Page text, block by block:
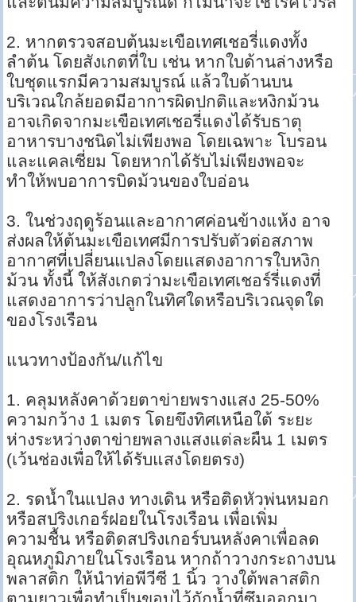
2. หากตรวจสอบต้นมะเขือเทศเชอรี่แดงทั้ง
ลำต้น โดยสังเกตที่ใบ เช่น หากใบด้านล่างหรือ
ใบชุดแรกมีความสมบูรณ์ แล้วใบด้านบน
บริเวณใกล้ยอดมีอาการผิดปกติและหงิกม้วน
อาจเกิดจากมะเขือเทศเชอรี่แดงได้รับธาตุ
อาหารบางชนิดไม่เพียงพอ โดยเฉพาะ โบรอน
และแคลเซี่ยม โดยหากได้รับไม่เพียงพอจะ
ทำให้พบอาการบิดม้วนของใบอ่อน
3. ในช่วงฤดูร้อนและอากาศค่อนข้างแห้ง อาจ
ส่งผลให้ต้นมะเขือเทศมีการปรับตัวต่อสภาพ
อากาศที่เปลี่ยนแปลงโดยแสดงอาการใบหงิก
ม้วน ทั้งนี้ ให้สังเกตว่ามะเขือเทศเชอร์รี่แดงที่
แสดงอาการว่าปลูกในทิศใดหรือบริเวณจุดใด
ของโรงเรือน
แนวทางป้องกัน/แก้ไข
1. คลุมหลังคาด้วยตาข่ายพรางแสง 25-50%
ความกว้าง 1 เมตร โดยขึงทิศเหนือใต้ ระยะ
ห่างระหว่างตาข่ายพลางแสงแต่ละผืน 1 เมตร
(เว้นช่องเพื่อให้ได้รับแสงโดยตรง)
2. รดน้ำในแปลง ทางเดิน หรือติดหัวพ่นหมอก
หรือสปริงเกอร์ฝอยในโรงเรือน เพื่อเพิ่ม
ความชื้น หรือติดสปริงเกอร์บนหลังคาเพื่อลด
อุณหภูมิภายในโรงเรือน หากถ้าวางกระถางบน
พลาสติก ให้นำท่อพีวีซี 1 นิ้ว วางใต้พลาสติก